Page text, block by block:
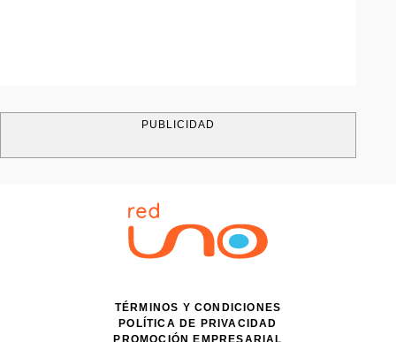
PUBLICIDAD
TÉRMINOS Y CONDICIONES
POLÍTICA DE PRIVACIDAD